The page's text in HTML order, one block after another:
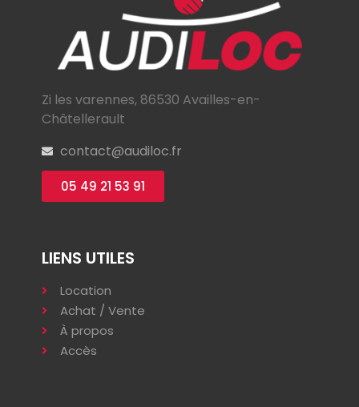
Zi les varennes, 86530 Availles-en-
Châtellerault
contact@audiloc.fr
05 49 21 53 91
LIENS UTILES
Location
Achat / Vente
À propos
Accès